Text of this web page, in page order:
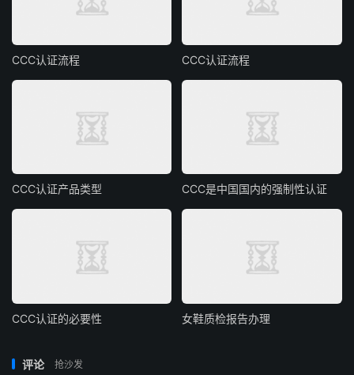
CCC认证流程 CCC认证流程
CCC认证产品类型 CCC是中国国内的强制性认证
CCC认证的必要性 女鞋质检报告办理
评论 抢沙发